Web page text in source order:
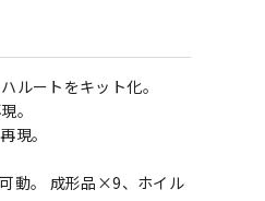
ルートをキット化。
。
現。
動。 成形品×9、ホイル